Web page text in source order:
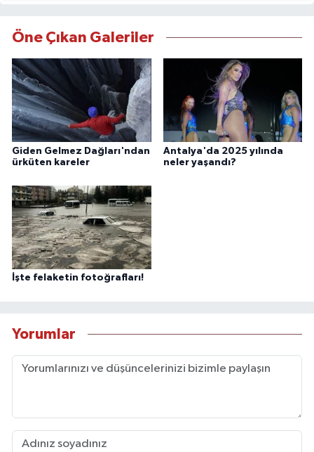
Öne Çıkan Galeriler
Giden Gelmez Dağları'ndan
ürküten kareler
Antalya'da 2025 yılında
neler yaşandı?
İşte felaketin fotoğrafları!
Yorumlar